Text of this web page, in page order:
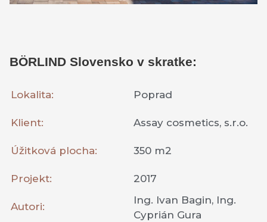
BÖRLIND Slovensko v skratke:
Lokalita: Poprad
Klient: Assay cosmetics, s.r.o.
Úžitková plocha: 350 m2
Projekt: 2017
Autori:
Ing. Ivan Bagin, Ing.
Cyprián Gura